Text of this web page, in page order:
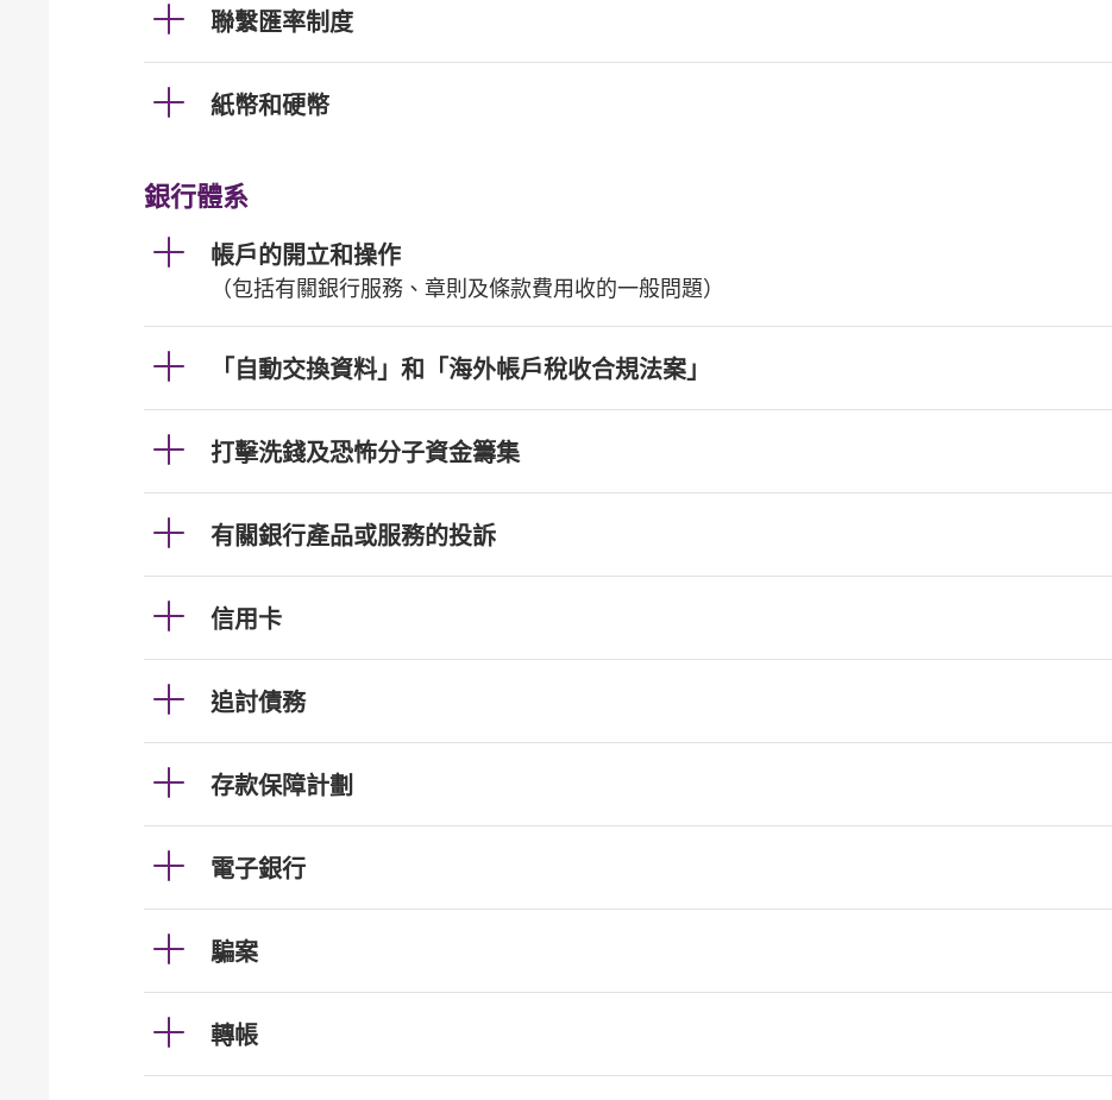
聯繫匯率制度
紙幣和硬幣
銀行體系
帳戶的開立和操作
（包括有關銀行服務、章則及條款費用收的一般問題）
「自動交換資料」和「海外帳戶稅收合規法案」
打擊洗錢及恐怖分子資金籌集
有關銀行產品或服務的投訴
信用卡
追討債務
存款保障計劃
電子銀行
騙案
轉帳